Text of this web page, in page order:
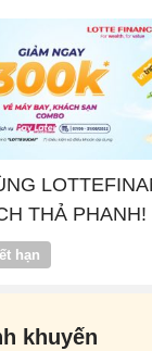
THẢ PHANH!
hạn
khuyến